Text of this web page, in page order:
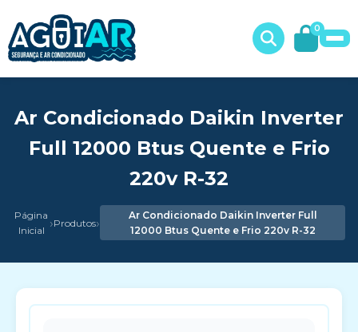
0
Ar Condicionado Daikin Inverter
Full 12000 Btus Quente e Frio
220v R-32
Página
Inicial ›Produtos›
Ar Condicionado Daikin Inverter Full
12000 Btus Quente e Frio 220v R-32